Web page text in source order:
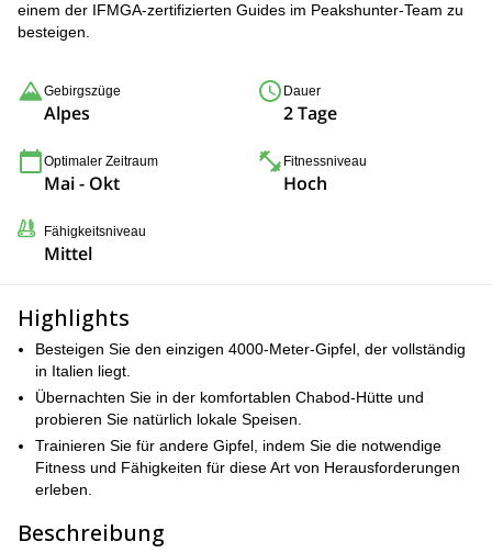
einem der IFMGA-zertifizierten Guides im Peakshunter-Team zu
besteigen.
Gebirgszüge
Alpes
Dauer
2 Tage
Optimaler Zeitraum
Mai - Okt
Fitnessniveau
Hoch
Fähigkeitsniveau
Mittel
Highlights
Besteigen Sie den einzigen 4000-Meter-Gipfel, der vollständig
in Italien liegt.
Übernachten Sie in der komfortablen Chabod-Hütte und
probieren Sie natürlich lokale Speisen.
Trainieren Sie für andere Gipfel, indem Sie die notwendige
Fitness und Fähigkeiten für diese Art von Herausforderungen
erleben.
Beschreibung